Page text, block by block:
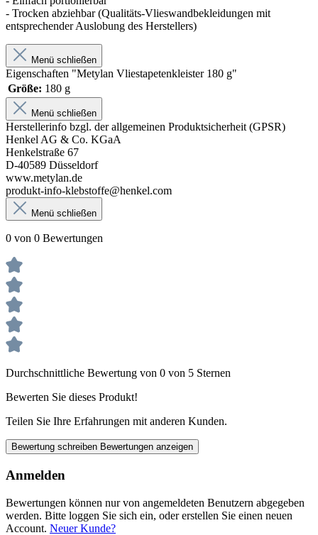
- Trocken abziehbar (Qualitäts-Vlieswandbekleidungen mit
entsprechender Auslobung des Herstellers)
Menü schließen
Eigenschaften "Metylan Vliestapetenkleister 180 g"
Größe: 180 g
Menü schließen
Herstellerinfo bzgl. der allgemeinen Produktsicherheit (GPSR)
Henkel AG & Co. KGaA
Henkelstraße 67
D-40589 Düsseldorf
www.metylan.de
produkt-info-klebstoffe@henkel.com
Menü schließen
0 von 0 Bewertungen
Durchschnittliche Bewertung von 0 von 5 Sternen
Bewerten Sie dieses Produkt!
Teilen Sie Ihre Erfahrungen mit anderen Kunden.
Bewertung schreiben Bewertungen anzeigen
Anmelden
Bewertungen können nur von angemeldeten Benutzern abgegeben
werden. Bitte loggen Sie sich ein, oder erstellen Sie einen neuen
Account. Neuer Kunde?